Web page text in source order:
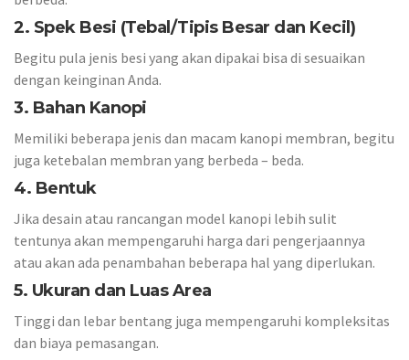
2. Spek Besi (Tebal/Tipis Besar dan Kecil)
Begitu pula jenis besi yang akan dipakai bisa di sesuaikan
dengan keinginan Anda.
3. Bahan Kanopi
Memiliki beberapa jenis dan macam kanopi membran, begitu
juga ketebalan membran yang berbeda – beda.
4. Bentuk
Jika desain atau rancangan model kanopi lebih sulit
tentunya akan mempengaruhi harga dari pengerjaannya
atau akan ada penambahan beberapa hal yang diperlukan.
5. Ukuran dan Luas Area
Tinggi dan lebar bentang juga mempengaruhi kompleksitas
dan biaya pemasangan.